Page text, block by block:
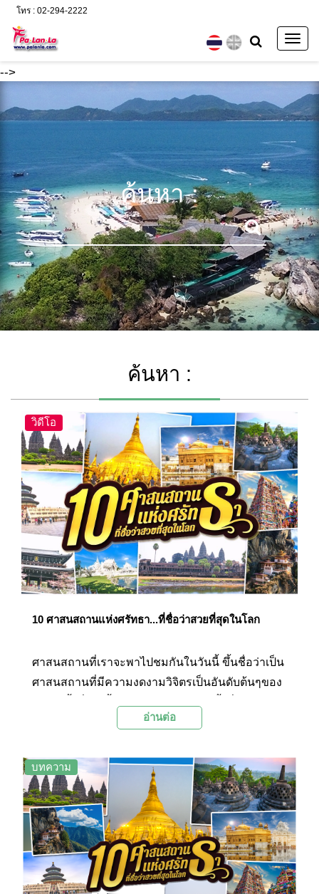
-->
โทร : 02-294-2222
ค้นหา :
ค้นหา :
วิดีโอ
10 ศาสนสถานแห่งศรัทธา...ที่ชื่อว่าสวยที่สุดในโลก
ศาสนสถานที่เราจะพาไปชมกันในวันนี้ ขึ้นชื่อว่าเป็น
ศาสนสถานที่มีความงดงามวิจิตรเป็นอันดับต้นๆของ
การรังสรรค์ของธรรมชาติ ซึ่งล้วนเป็นผลงานที่
ความงดงามที่ปรากฏให้เห็นอย่างเด่นชัด แต่กลับ
สะท้อนถึงวัฒนธรรมความเป็นอยู่ของคนพื้นเมือง
และความศรัทธาของผู้คนออกมาได้เป็นอย่างดี จาก
องค์ประกอบทั้งหมดทั้งมวลที่กล่าวมาข้างต้น ถูก
ผสมผสานกันออกมาอย่างมีเสน่ห์และลงตัว จนได้รับ
การขนานนามว่าเป็น ศาสนสถานที่สวยงามที่สุดโลก
และควรค่าแก่การไปเยือนเป็นอย่างยิ่งค่ะ
อ่านต่อ
บทความ